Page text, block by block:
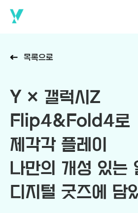
목록으로
Y × 갤럭시Z
Flip4&Fold4로
제각각 플레이
나만의 개성 있는
디지털 굿즈에 담